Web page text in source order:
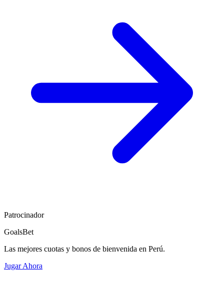
Patrocinador
GoalsBet
Las mejores cuotas y bonos de bienvenida en Perú.
Jugar Ahora